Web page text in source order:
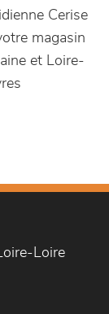
Cerise
magasin
et Loire-
Loire